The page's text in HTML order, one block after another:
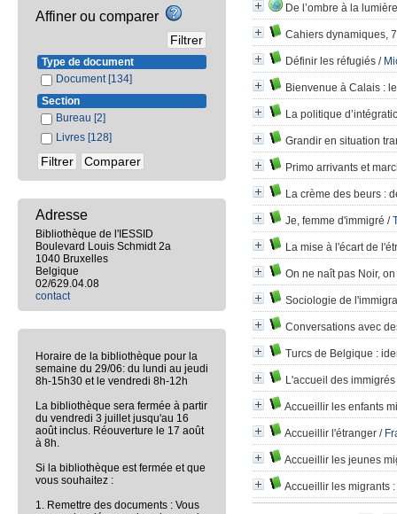
De l’ombre à la
Cahiers dynamiques,
Définir les réfugiés /
Bienvenue à Calais :
La politique
Grandir en situation
Primo arrivants et
La crème des beurs :
Je, femme d'immigré /
La mise à l'écart de
On ne naît pas Noir,
Sociologie de
Conversations avec
Turcs de Belgique :
L'accueil des
Accueillir les enfants
Accueillir l'étranger /
Accueillir les jeunes
Accueillir les migrants
Affiner ou comparer
Type de document
Document [134]
Section
Bureau [2]
Livres [128]
Adresse
Bibliothèque de l'IESSID
Boulevard Louis Schmidt 2a
1040 Bruxelles
Belgique
02/629.04.08
contact
Horaire de la bibliothèque pour la
semaine du 29/06: du lundi au jeudi
8h-15h30 et le vendredi 8h-12h
La bibliothèque sera fermée à partir
du vendredi 3 juillet jusqu'au 16
août inclus. Réouverture le 17 août
à 8h.
Si la bibliothèque est fermée et que
vous souhaitez :
1. Remettre des documents : Vous